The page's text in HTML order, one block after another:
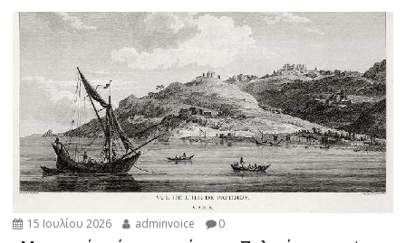
15 Ιουλίου 2026 adminvoice 0